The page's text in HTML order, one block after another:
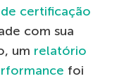
certificação
com sua
um relatório
foi